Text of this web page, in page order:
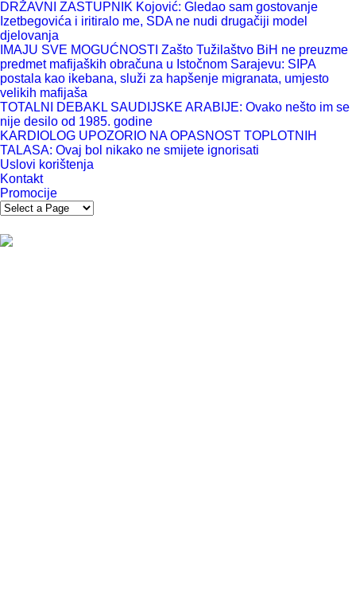
DRŽAVNI ZASTUPNIK Kojović: Gledao sam gostovanje
Izetbegovića i iritiralo me, SDA ne nudi drugačiji model
djelovanja
IMAJU SVE MOGUĆNOSTI Zašto Tužilaštvo BiH ne preuzme
predmet mafijaških obračuna u Istočnom Sarajevu: SIPA
postala kao ikebana, služi za hapšenje migranata, umjesto
velikih mafijaša
TOTALNI DEBAKL SAUDIJSKE ARABIJE: Ovako nešto im se
nije desilo od 1985. godine
KARDIOLOG UPOZORIO NA OPASNOST TOPLOTNIH
TALASA: Ovaj bol nikako ne smijete ignorisati
Uslovi korištenja
Kontakt
Promocije